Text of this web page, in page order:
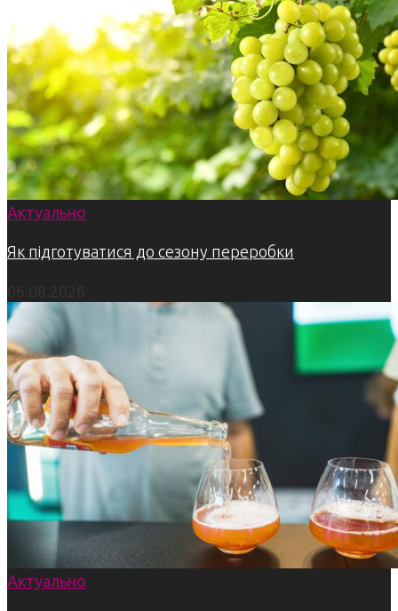
Актуально
Як підготуватися до сезону переробки
Актуально